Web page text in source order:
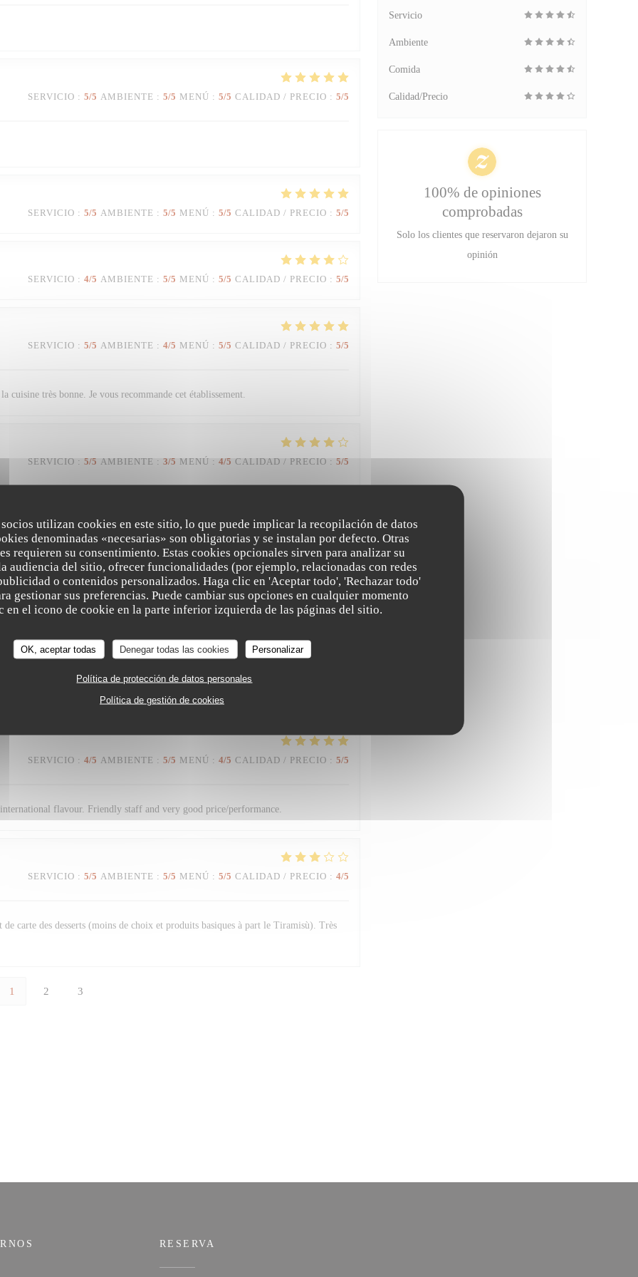
utilizan cookies en este sitio, lo que puede implicar la recopilación de datos
denominadas «necesarias» son obligatorias y se instalan por defecto. Otras
requieren su consentimiento. Estas cookies opcionales sirven para analizar su
audiencia del sitio, ofrecer funcionalidades (por ejemplo, relacionadas con redes
o contenidos personalizados. Haga clic en 'Aceptar todo', 'Rechazar todo'
gestionar sus preferencias. Puede cambiar sus opciones en cualquier momento
en el icono de cookie en la parte inferior izquierda de las páginas del sitio.
OK, aceptar todas Denegar todas las cookies Personalizar
Política de protección de datos personales
Política de gestión de cookies
SERVICIO : 5/5 AMBIENTE : 5/5 MENÚ : 5/5 CALIDAD / PRECIO : 5/5
SERVICIO : 5/5 AMBIENTE : 5/5 MENÚ : 5/5 CALIDAD / PRECIO : 5/5
SERVICIO : 4/5 AMBIENTE : 5/5 MENÚ : 5/5 CALIDAD / PRECIO : 5/5
SERVICIO : 5/5 AMBIENTE : 4/5 MENÚ : 5/5 CALIDAD / PRECIO : 5/5
cuisine très bonne. Je vous recommande cet établissement.
SERVICIO : 5/5 AMBIENTE : 3/5 MENÚ : 4/5 CALIDAD / PRECIO : 5/5
au homard Desserts excellents
SERVICIO: 5/5 AMBIENTE: 5/5 MENÚ: 5/5 CALIDAD / PRECIO: 5 /5
SERVICIO: 4/5 AMBIENTE: 2/5 MENÚ: 5/5 CALIDAD / PRECIO
qualité. Service souriant.
SERVICIO : 4/5 AMBIENTE : 5/5 MENÚ : 4/5 CALIDAD / PRECIO : 5/5
flavour. Friendly staff and very good price/performance.
SERVICIO : 5/5 AMBIENTE : 5/5 MENÚ : 5/5 CALIDAD / PRECIO : 4/5
carte des desserts (moins de choix et produits basiques à part le Tiramisù). Très
1 2 3
Servicio
Ambiente
Comida
Calidad/Precio
100% de opiniones
comprobadas
Solo los clientes que reservaron dejaron su
opinión
RESERVA
Trattoria Quattro